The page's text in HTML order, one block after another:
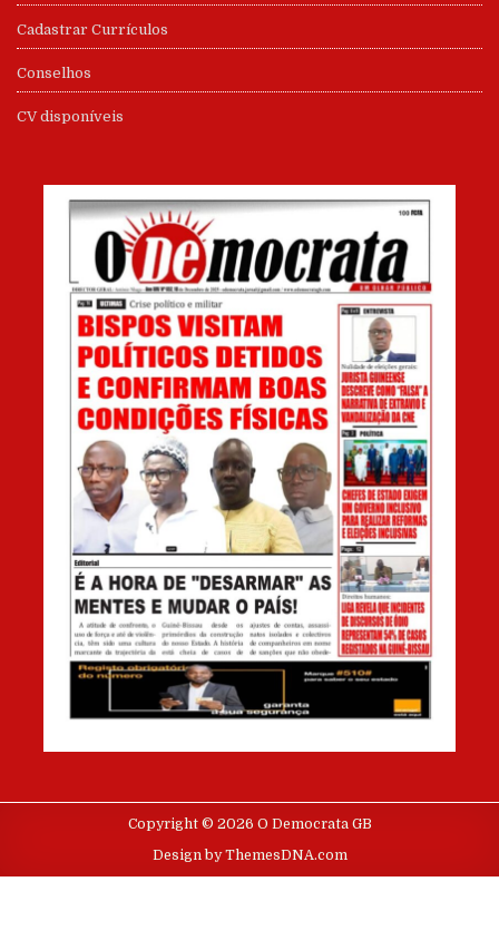
Cadastrar Currículos
Conselhos
CV disponíveis
Copyright © 2026 O Democrata GB
Design by ThemesDNA.com